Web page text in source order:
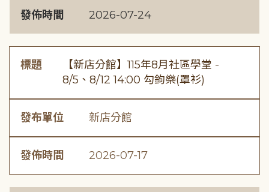
發佈時間 2026-07-24
標題
【新店分館】115年8月社區學堂 -
8/5、8/12 14:00 勾鉤樂(罩衫)
發布單位 新店分館
發佈時間 2026-07-17